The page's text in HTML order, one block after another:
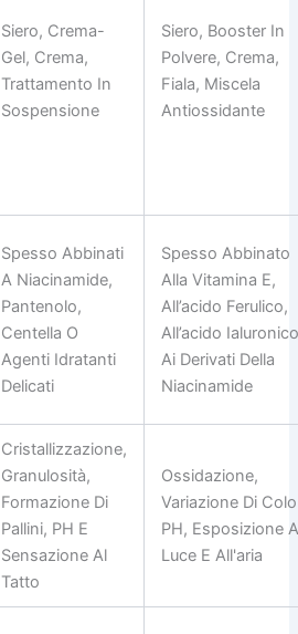
Siero, Crema-
Gel, Crema,
Trattamento In
Sospensione
Siero, Booster In
Polvere, Crema,
Fiala, Miscela
Antiossidante
Spesso Abbinati
A Niacinamide,
Pantenolo,
Centella O
Agenti Idratanti
Delicati
Spesso Abbinato
Alla Vitamina E,
All’acido Ferulico,
All’acido
Ai Derivati Della
Niacinamide
Cristallizzazione,
Granulosità,
Formazione Di
Pallini, PH E
Sensazione Al
Tatto
Ossidazione,
Variazione Di
PH, Esposizione
Luce E All'aria